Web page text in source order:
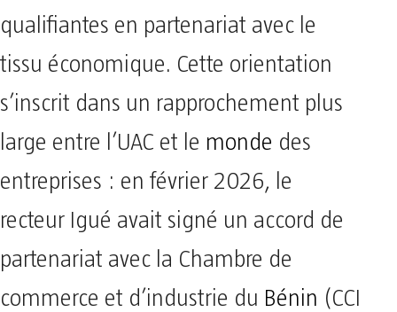
qualifiantes en partenariat avec le
tissu économique. Cette orientation
s’inscrit dans un rapprochement plus
large entre l’UAC et le monde des
entreprises : en février 2026, le
recteur Igué avait signé un accord de
partenariat avec la Chambre de
commerce et d’industrie du Bénin (CCI